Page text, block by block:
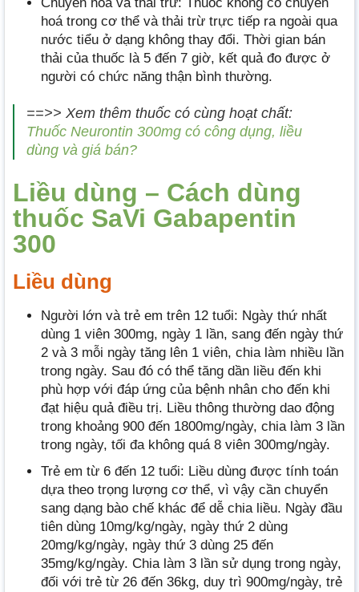
Chuyển hoá và thải trừ: Thuốc không có chuyển
hoá trong cơ thể và thải trừ trực tiếp ra ngoài qua
nước tiểu ở dạng không thay đổi. Thời gian bán
thải của thuốc là 5 đến 7 giờ, kết quả đo được ở
người có chức năng thận bình thường.
==>> Xem thêm thuốc có cùng hoạt chất:
Thuốc Neurontin 300mg có công dụng, liều
dùng và giá bán?
Liều dùng – Cách dùng
thuốc SaVi Gabapentin
300
Liều dùng
Người lớn và trẻ em trên 12 tuổi: Ngày thứ nhất
dùng 1 viên 300mg, ngày 1 lần, sang đến ngày thứ
2 và 3 mỗi ngày tăng lên 1 viên, chia làm nhiều lần
trong ngày. Sau đó có thể tăng dần liều đến khi
phù hợp với đáp ứng của bệnh nhân cho đến khi
đạt hiệu quả điều trị. Liều thông thường dao động
trong khoảng 900 đến 1800mg/ngày, chia làm 3 lần
trong ngày, tối đa không quá 8 viên 300mg/ngày.
Trẻ em từ 6 đến 12 tuổi: Liều dùng được tính toán
dựa theo trọng lượng cơ thể, vì vậy cần chuyển
sang dạng bào chế khác để dễ chia liều. Ngày đầu
tiên dùng 10mg/kg/ngày, ngày thứ 2 dùng
20mg/kg/ngày, ngày thứ 3 dùng 25 đến
35mg/kg/ngày. Chia làm 3 lần sử dụng trong ngày,
đối với trẻ từ 26 đến 36kg, duy trì 900mg/ngày, trẻ